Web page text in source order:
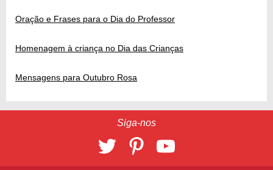
Oração e Frases para o Dia do Professor
Homenagem à criança no Dia das Crianças
Mensagens para Outubro Rosa
Siga-nos